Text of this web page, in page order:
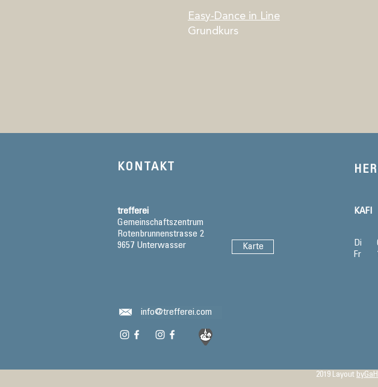
Easy-Dance in Line
Grundkurs
KONTAKT
trefferei
Gemeinschaftszentrum
Rotenbrunnenstrasse 2
9657 Unterwasser
Karte
info@trefferei.com
KAFI
Di
Fr
2019 Layout